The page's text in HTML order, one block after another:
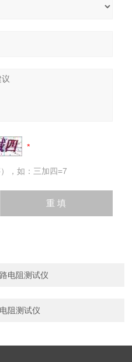
，如：三加四=7
电阻测试仪
阻测试仪